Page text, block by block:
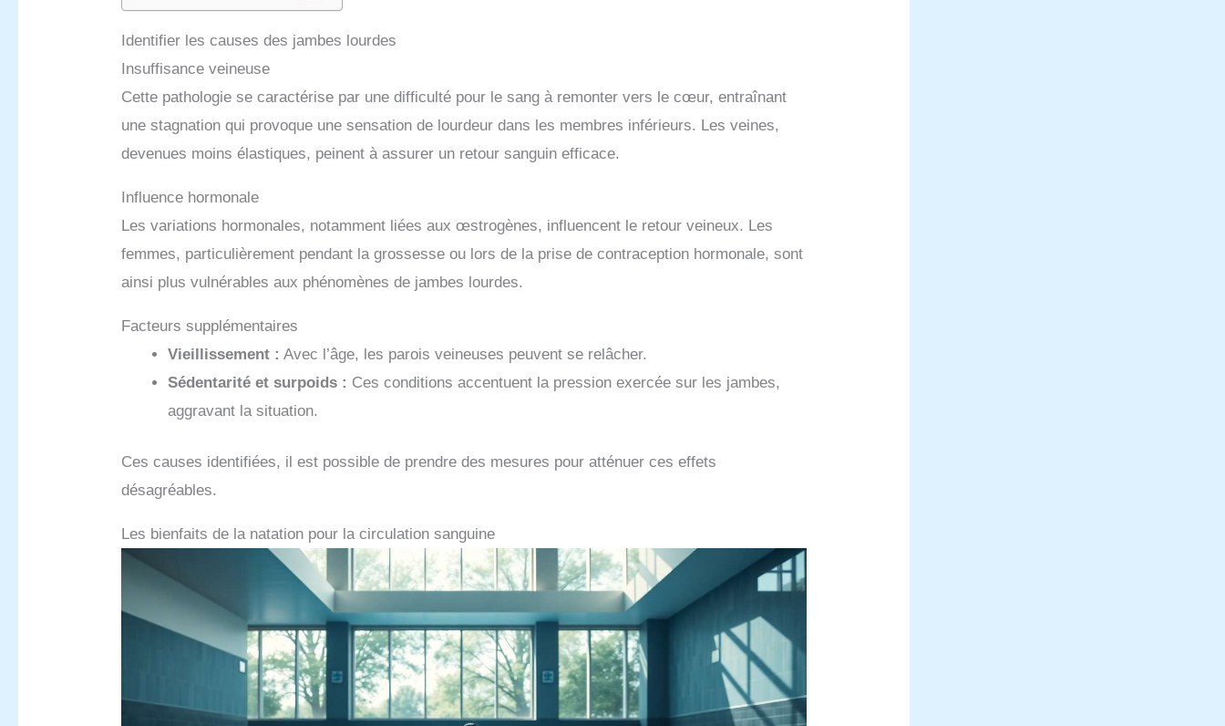
Identifier les causes des jambes lourdes
Insuffisance veineuse
Cette pathologie se caractérise par une difficulté pour le sang à remonter vers le cœur, entraînant
une stagnation qui provoque une sensation de lourdeur dans les membres inférieurs. Les veines,
devenues moins élastiques, peinent à assurer un retour sanguin efficace.
Influence hormonale
Les variations hormonales, notamment liées aux œstrogènes, influencent le retour veineux. Les
femmes, particulièrement pendant la grossesse ou lors de la prise de contraception hormonale, sont
ainsi plus vulnérables aux phénomènes de jambes lourdes.
Facteurs supplémentaires
Vieillissement : Avec l’âge, les parois veineuses peuvent se relâcher.
Sédentarité et surpoids : Ces conditions accentuent la pression exercée sur les jambes,
aggravant la situation.
Ces causes identifiées, il est possible de prendre des mesures pour atténuer ces effets
désagréables.
Les bienfaits de la natation pour la circulation sanguine